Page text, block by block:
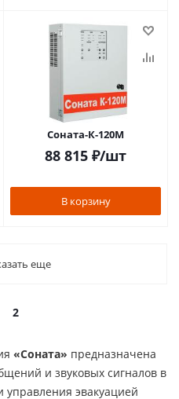
Соната-К-120М
88 815 ₽/шт
В корзину
еще
2
«Соната» предназначена
и звуковых сигналов в
управления эвакуацией